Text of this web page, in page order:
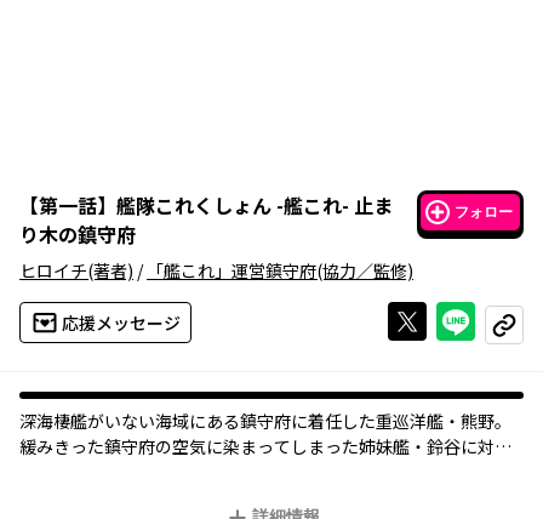
【第一話】 艦隊これくしょん -艦これ- 止ま
り木の鎮守府
フォロー
ヒロイチ(著者) / 「艦これ」運営鎮守府(協力／監修)
応援メッセージ Xで投稿する
ライン
コピー
深海棲艦がいない海域にある鎮守府に着任した重巡洋艦・熊野。
緩みきった鎮守府の空気に染まってしまった姉妹艦・鈴谷に対し